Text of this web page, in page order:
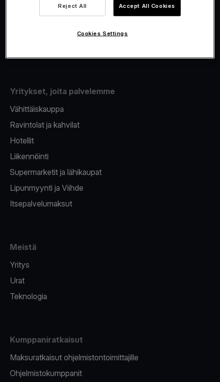
Fiskalisointi
Korttien myöntäminen
Yritykset, joita palvelemme
Vähittäiskauppa
Ravintolat ja kahvilat
Hotellit
Liikennöinti
Supermarketit ja lähikaupat
Lipunmyynti ja Viihde
Itsepalvelumaksut
Meistä
Yritys
Urat
Teknologia
Kumppaniratkaisut
Maksuratkaisut ohjelmistontoimittajille
Ohjelmistokumppanit
Reject All Accept All Cookies
Cookies Settings